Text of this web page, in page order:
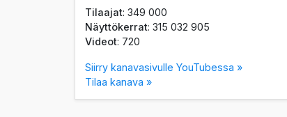
Tilaajat: 349 000
Näyttökerrat: 315 032 905
Videot: 720
Siirry kanavasivulle YouTubessa »
Tilaa kanava »